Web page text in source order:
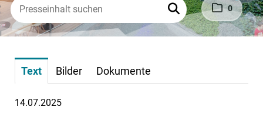
0
Text Bilder Dokumente
14.07.2025